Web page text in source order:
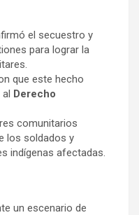
el secuestro y
para lograr la
que este hecho
Derecho
comunitarios
los soldados y
indígenas afectadas.
un escenario de